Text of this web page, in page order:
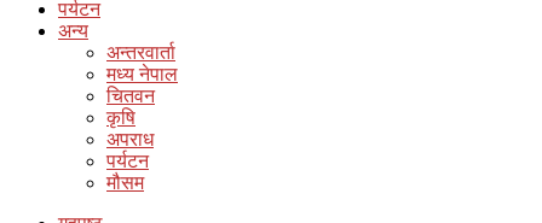
पर्यटन
अन्य
अन्तरवार्ता
मध्य नेपाल
चितवन
कृषि
अपराध
पर्यटन
मौसम